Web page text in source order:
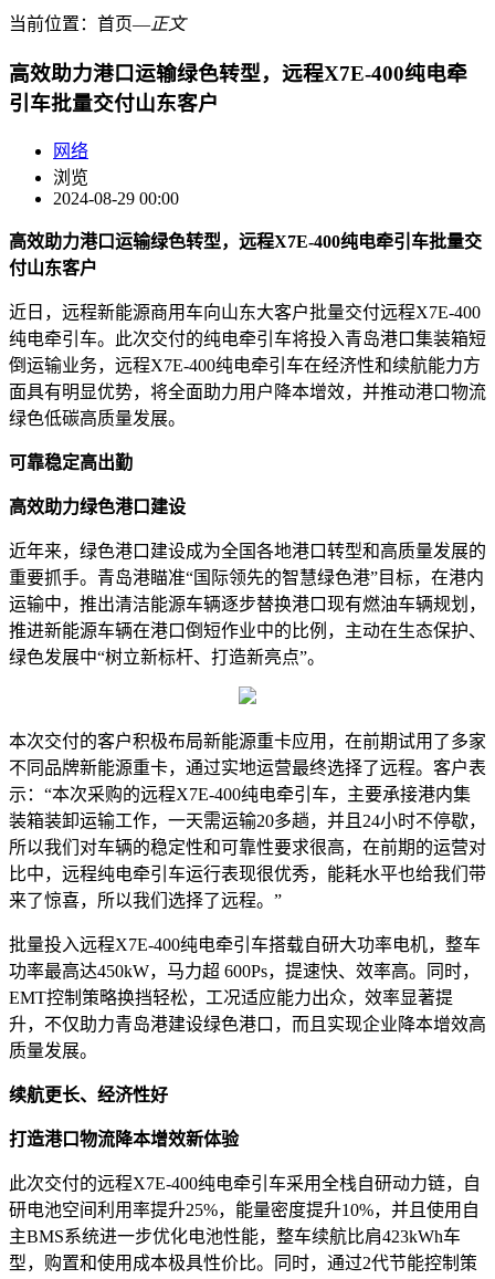
当前位置： 首页―正文
高效助力港口运输绿色转型，远程X7E-400纯电牵
引车批量交付山东客户
网络
浏览
2024-08-29 00:00
高效助力港口运输绿色转型，远程X7E-400纯电牵引车批量交
付山东客户
近日，远程新能源商用车向山东大客户批量交付远程X7E-400
纯电牵引车。此次交付的纯电牵引车将投入青岛港口集装箱短
倒运输业务，远程X7E-400纯电牵引车在经济性和续航能力方
面具有明显优势，将全面助力用户降本增效，并推动港口物流
绿色低碳高质量发展。
可靠稳定高出勤
高效助力绿色港口建设
近年来，绿色港口建设成为全国各地港口转型和高质量发展的
重要抓手。青岛港瞄准“国际领先的智慧绿色港”目标，在港内
运输中，推出清洁能源车辆逐步替换港口现有燃油车辆规划，
推进新能源车辆在港口倒短作业中的比例，主动在生态保护、
绿色发展中“树立新标杆、打造新亮点”。
本次交付的客户积极布局新能源重卡应用，在前期试用了多家
不同品牌新能源重卡，通过实地运营最终选择了远程。客户表
示：“本次采购的远程X7E-400纯电牵引车，主要承接港内集
装箱装卸运输工作，一天需运输20多趟，并且24小时不停歇，
所以我们对车辆的稳定性和可靠性要求很高，在前期的运营对
比中，远程纯电牵引车运行表现很优秀，能耗水平也给我们带
来了惊喜，所以我们选择了远程。”
批量投入远程X7E-400纯电牵引车搭载自研大功率电机，整车
功率最高达450kW，马力超 600Ps，提速快、效率高。同时，
EMT控制策略换挡轻松，工况适应能力出众，效率显著提
升，不仅助力青岛港建设绿色港口，而且实现企业降本增效高
质量发展。
续航更长、经济性好
打造港口物流降本增效新体验
此次交付的远程X7E-400纯电牵引车采用全栈自研动力链，自
研电池空间利用率提升25%，能量密度提升10%，并且使用自
主BMS系统进一步优化电池性能，整车续航比肩423kWh车
型，购置和使用成本极具性价比。同时，通过2代节能控制策